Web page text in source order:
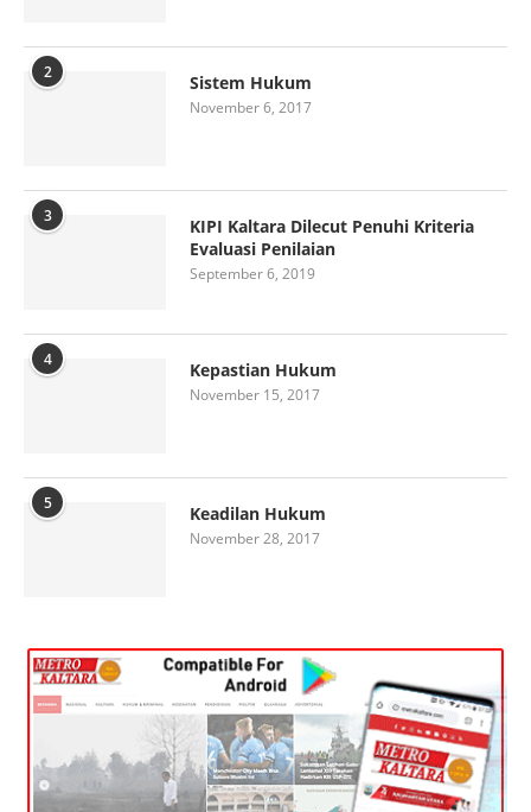
2 Sistem Hukum
November 6, 2017
3
KIPI Kaltara Dilecut Penuhi Kriteria
Evaluasi Penilaian
September 6, 2019
4 Kepastian Hukum
November 15, 2017
5 Keadilan Hukum
November 28, 2017